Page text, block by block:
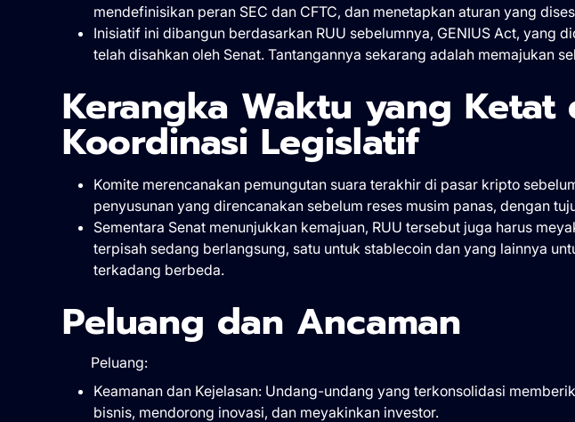
mendefinisikan peran SEC dan CFTC, dan menetapkan aturan yang
Inisiatif ini dibangun berdasarkan RUU sebelumnya, GENIUS Act, yang
telah disahkan oleh Senat. Tantangannya sekarang adalah memajukan
Kerangka Waktu yang Ketat
Koordinasi Legislatif
Komite merencanakan pemungutan suara terakhir di pasar kripto
penyusunan yang direncanakan sebelum reses musim panas, dengan
Sementara Senat menunjukkan kemajuan, RUU tersebut juga harus
terpisah sedang berlangsung, satu untuk stablecoin dan yang lainnya
terkadang berbeda.
Peluang dan Ancaman
Peluang:
Keamanan dan Kejelasan: Undang-undang yang terkonsolidasi
bisnis, mendorong inovasi, dan meyakinkan investor.